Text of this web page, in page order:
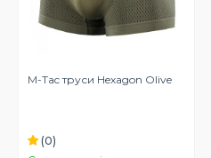
M-Tac труси Hexagon Olive
(0)